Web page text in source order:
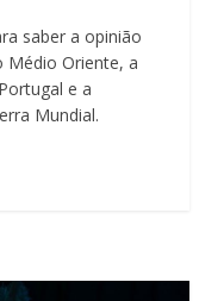
saber a opinião
Médio Oriente, a
e a
Mundial.